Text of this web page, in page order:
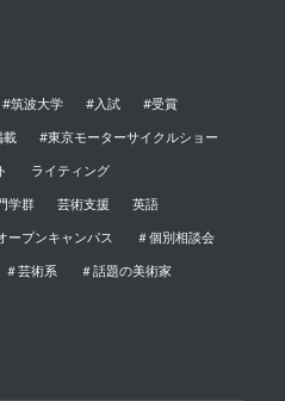
筑波大学 #入試
#受賞
載
#東京モーターサイクルショー
ライティング
学群 芸術支援
英語
ープンキャンパス
＃個別相談会
＃芸術系
＃話題の美術家